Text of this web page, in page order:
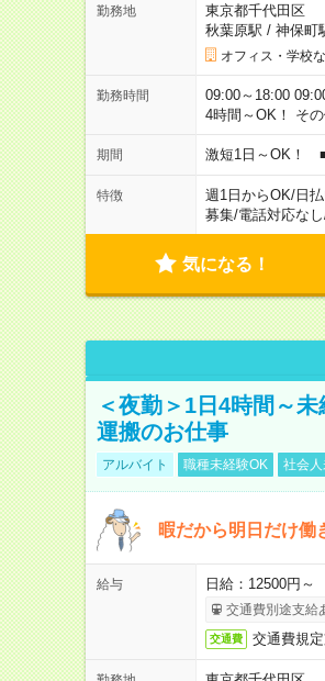
勤務地
東京都千代田区
秋葉原駅 / 神保町
オフィス・学校
勤務時間
09:00～18:00
4時間～OK！ そ
期間 激短1日～OK！
特徴 週1日からOK/日
募集/電話対応なし
気になる！
＜夜勤＞1日4時間～
運搬のお仕事
アルバイト 職種未経験OK 社会
暇だから明日だけ働
給与 日給：12500円
交通費別途支給
交通費 交通費規